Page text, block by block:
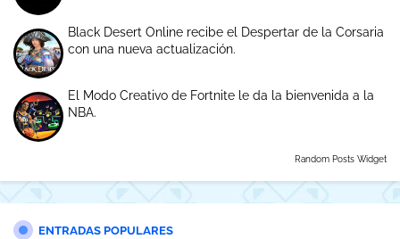
Black Desert Online recibe el Despertar de la Corsaria
con una nueva actualización.
El Modo Creativo de Fortnite le da la bienvenida a la
NBA.
Random Posts Widget
ENTRADAS POPULARES